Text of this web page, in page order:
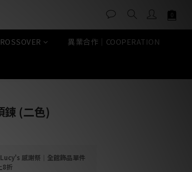
異業合作｜COOPERATION
鍊 (二色)
感謝祭｜全館飾品單件
8折